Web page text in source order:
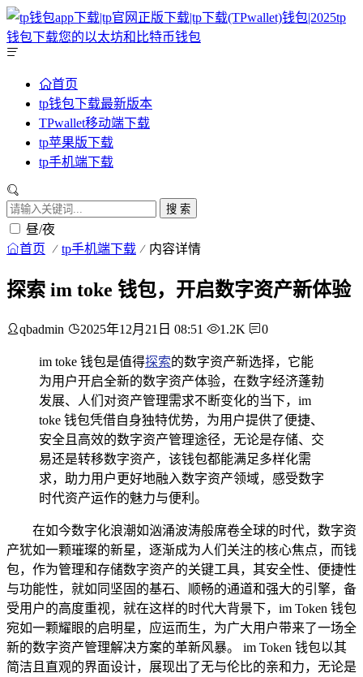
首页
tp钱包下载最新版本
TPwallet移动端下载
tp苹果版下载
tp手机端下载
搜 索
昼/夜
首页 tp手机端下载 内容详情
探索 im toke 钱包，开启数字资产新体验
qbadmin 2025年12月21日 08:51 1.2K 0
im toke 钱包是值得探索的数字资产新选择，它能
为用户开启全新的数字资产体验，在数字经济蓬勃
发展、人们对资产管理需求不断变化的当下，im
toke 钱包凭借自身独特优势，为用户提供了便捷、
安全且高效的数字资产管理途径，无论是存储、交
易还是转移数字资产，该钱包都能满足多样化需
求，助力用户更好地融入数字资产领域，感受数字
时代资产运作的魅力与便利。
在如今数字化浪潮如汹涌波涛般席卷全球的时代，数字资
产犹如一颗璀璨的新星，逐渐成为人们关注的核心焦点，而钱
包，作为管理和存储数字资产的关键工具，其安全性、便捷性
与功能性，就如同坚固的基石、顺畅的通道和强大的引擎，备
受用户的高度重视，就在这样的时代大背景下，im Token 钱包
宛如一颗耀眼的启明星，应运而生，为广大用户带来了一场全
新的数字资产管理解决方案的革新风暴。 im Token 钱包以其
简洁且直观的界面设计，展现出了无与伦比的亲和力，无论是